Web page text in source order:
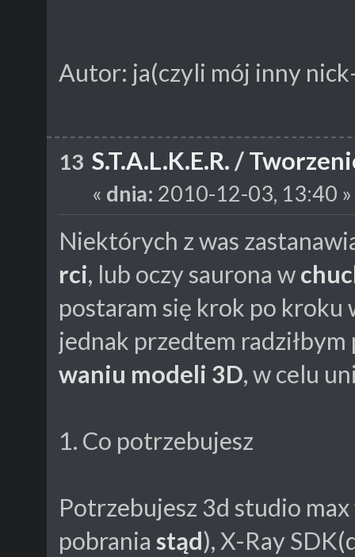
Autor: ja(czyli mój inny
13 S.T.A.L.K.E.R. /
« dnia: 2010-12-03, 13:40 »
Niektórych z was
rci, lub oczy saurona w
postaram się krok po kroku
jednak przedtem
waniu modeli 3D, w celu
1. Co potrzebujesz
Potrzebujesz 3d studio
pobrania stąd), X-Ray